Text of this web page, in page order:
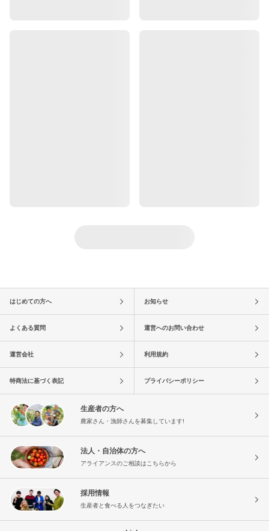
はじめての方へ お知らせ
よくある質問 運営へのお問い合わせ
運営会社 利用規約
特商法に基づく表記 プライバシーポリシー
生産者の方へ
農家さん・漁師さんを募集しています!
法人・自治体の方へ
アライアンスのご相談はこちらから
採用情報
生産者と食べる人をつなぎたい